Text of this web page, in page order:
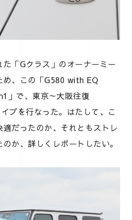
「Gクラス」のオーナーミー
め、この「G580 with EQ
」で、東京～大阪往復
ブを行なった。はたして、こ
だったのか、それともストレ
か、詳しくレポートしたい。